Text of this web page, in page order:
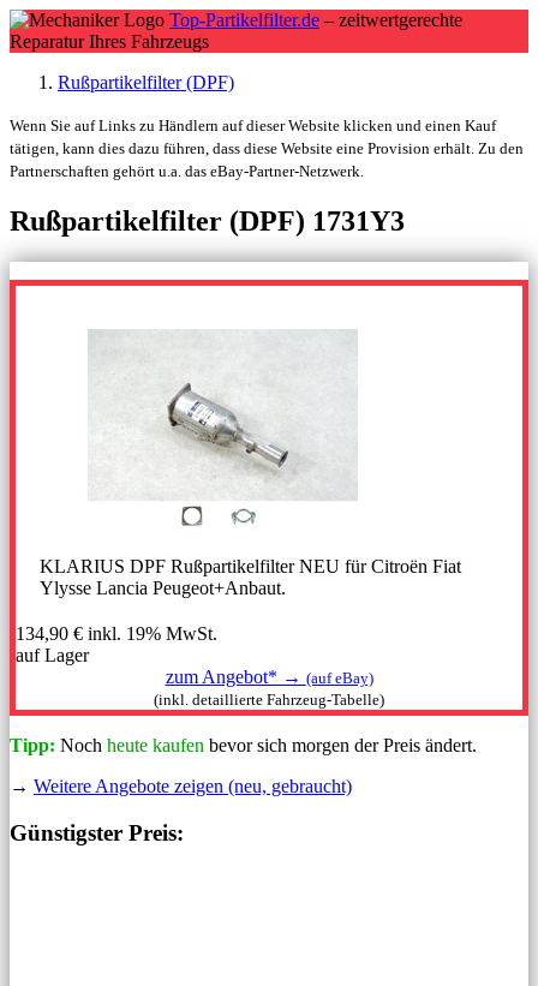
Top-Partikelfilter.de – zeitwertgerechte
Reparatur Ihres Fahrzeugs
Rußpartikelfilter (DPF)
Wenn Sie auf Links zu Händlern auf dieser Website klicken und einen Kauf
tätigen, kann dies dazu führen, dass diese Website eine Provision erhält. Zu den
Partnerschaften gehört u.a. das eBay-Partner-Netzwerk.
Rußpartikelfilter (DPF) 1731Y3
KLARIUS DPF Rußpartikelfilter NEU für Citroën Fiat
Ylysse Lancia Peugeot+Anbaut.
134,90 € inkl. 19% MwSt.
auf Lager
zum Angebot* → (auf eBay)
(inkl. detaillierte Fahrzeug-Tabelle)
Tipp: Noch heute kaufen bevor sich morgen der Preis ändert.
→ Weitere Angebote zeigen (neu, gebraucht)
Günstigster Preis: